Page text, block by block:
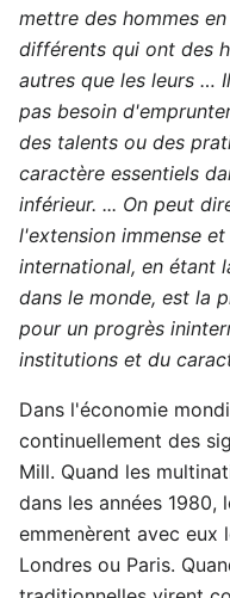
mettre des hommes
différents qui ont des
autres que les leurs …
pas besoin
des talents ou des
caractère essentiels
inférieur. ... On peut
l'extension immense
international, en étant
dans le monde, est la
pour un progrès
institutions et du
Dans l'économie
continuellement des
Mill. Quand les
dans les années 1980,
emmenèrent avec eux
Londres ou Paris.